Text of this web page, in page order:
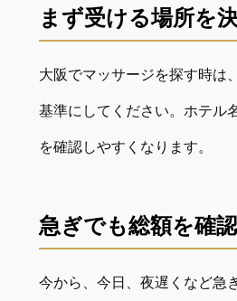
まず受ける場所を
大阪でマッサージを探す時は
基準にしてください。ホテル
を確認しやすくなります。
急ぎでも総額を確
今から、今日、夜遅くなど急